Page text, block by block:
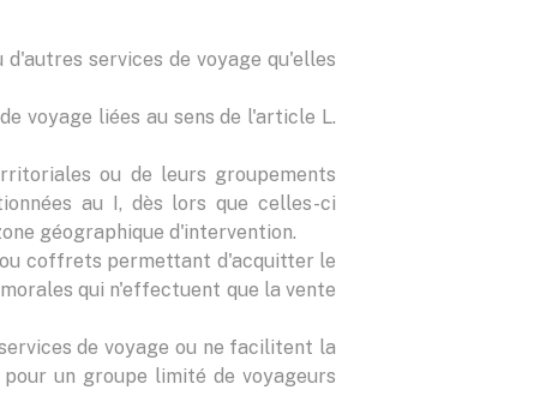
services de voyage qu'elles
voyage liées au sens de l'article L.
ou de leurs groupements
au I, dès lors que celles-ci
géographique d'intervention.
ou coffrets permettant d'acquitter le
qui n'effectuent que la vente
de voyage ou ne facilitent la
un groupe limité de voyageurs